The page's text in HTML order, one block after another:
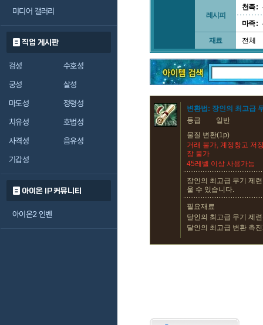
미디어 갤러리
직업 게시판
검성
수호성
궁성
살성
마도성
정령성
치유성
호법성
사격성
음유성
기갑성
아이온 IP 커뮤니티
아이온2 인벤
레시피
천족 :
마족 :
재료 전체
변환법: 장인의 최고급
등급
일반
물질 변환(1p)
거래 불가, 계정창고 저
장 불가
45레벨 이상 사용가능
장인의 최고급 무기 제
울 수 있습니다.
필요재료
달인의 최고급 무기 제
달인의 최고급 변환 촉